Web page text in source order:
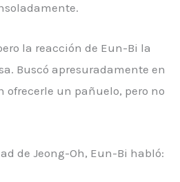
la reacción de Eun-Bi la
Buscó apresuradamente en
ofrecerle un pañuelo, pero no
de Jeong-Oh, Eun-Bi habló: